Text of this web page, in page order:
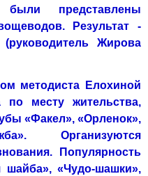
представлены
Результат­ -
Жирова
методиста Елохиной
по месту жительства,
«Факел», «Орленок»,
Организуются
Популярность
шайба», «Чудо-шашки»,